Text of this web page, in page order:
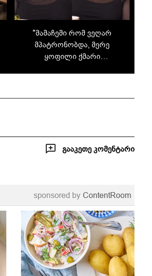
"მამაჩემი რომ ვეღარ
მპატრონობდა, მერე
ყოფილი ქმარი
გააკეთე კომენტარი
sponsored by ContentRoom